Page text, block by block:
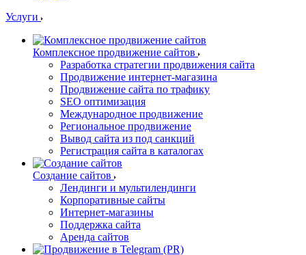
Услуги
Комплексное продвижение сайтов
Разработка стратегии продвижения сайта
Продвижение интернет-магазина
Продвижение сайта по трафику
SEO оптимизация
Международное продвижение
Региональное продвижение
Вывод сайта из под санкций
Регистрация сайта в каталогах
Создание сайтов
Лендинги и мультилендинги
Корпоративные сайты
Интернет-магазины
Поддержка сайта
Аренда сайтов